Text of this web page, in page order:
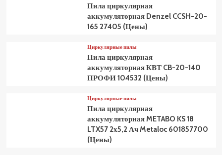
Пила циркулярная
аккумуляторная Denzel CCSH-20-
165 27405 (Цены)
Циркулярные пилы
Пила циркулярная
аккумуляторная КВТ CB-20-140
ПРОФИ 104532 (Цены)
Циркулярные пилы
Пила циркулярная
аккумуляторная METABO KS 18
LTX57 2х5,2 Ач Metaloc 601857700
(Цены)